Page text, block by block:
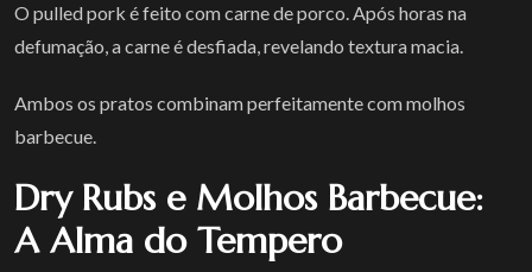
O pulled pork é feito com carne de porco. Após horas na
defumação, a carne é desfiada, revelando textura macia.
Ambos os pratos combinam perfeitamente com molhos
barbecue.
Dry Rubs e Molhos Barbecue:
A Alma do Tempero